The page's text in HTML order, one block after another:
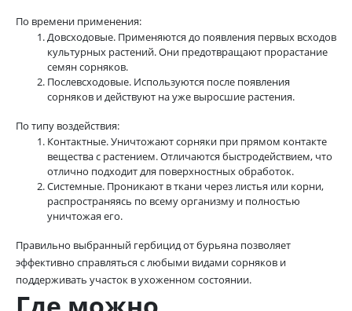
По времени применения:
Довсходовые. Применяются до появления первых всходов
культурных растений. Они предотвращают прорастание
семян сорняков.
Послевсходовые. Используются после появления
сорняков и действуют на уже выросшие растения.
По типу воздействия:
Контактные. Уничтожают сорняки при прямом контакте
вещества с растением. Отличаются быстродействием, что
отлично подходит для поверхностных обработок.
Системные. Проникают в ткани через листья или корни,
распространяясь по всему организму и полностью
уничтожая его.
Правильно выбранный гербицид от бурьяна позволяет
эффективно справляться с любыми видами сорняков и
поддерживать участок в ухоженном состоянии.